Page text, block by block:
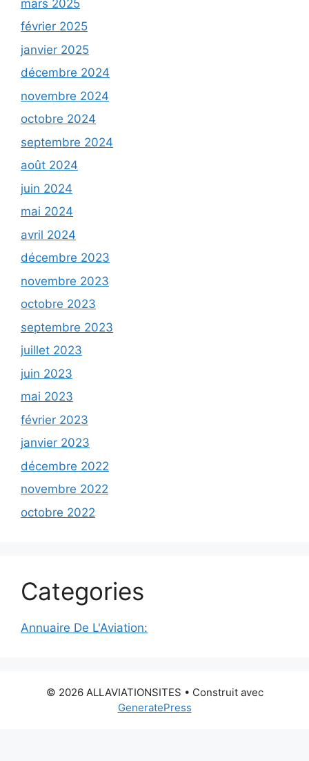
mars 2025
février 2025
janvier 2025
décembre 2024
novembre 2024
octobre 2024
septembre 2024
août 2024
juin 2024
mai 2024
avril 2024
décembre 2023
novembre 2023
octobre 2023
septembre 2023
juillet 2023
juin 2023
mai 2023
février 2023
janvier 2023
décembre 2022
novembre 2022
octobre 2022
Categories
Annuaire De L'Aviation:
© 2026 ALLAVIATIONSITES • Construit avec
GeneratePress